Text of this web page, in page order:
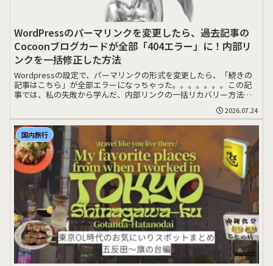
WordPressのパーマリンクを変更したら、過去記事の
Cocoonブログカードが全部「404エラー」に！内部リ
ンクを一括修正した方法
Wordpressの設定で、パーマリンクの形式を変更したら、「続きの
記事はこちら」が全部エラーになっちゃった。。。。。。。この記
事では、私の失敗から学んだ、内部リンクの一括リカバリー方法を
2026.07.24
国内旅行